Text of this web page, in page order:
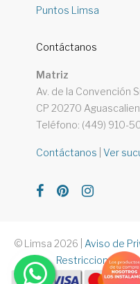
Puntos Limsa
Contáctanos
Matriz
Av. de la Convención
CP 20270
Teléfono: (449) 910-
Contáctanos |Ver
© Limsa 2026 Aviso de
Restricciones